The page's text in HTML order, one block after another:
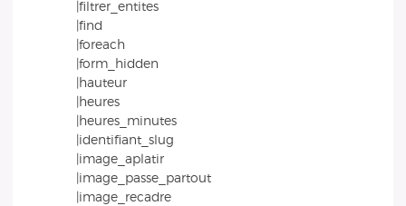
|filtrer_entites
|find
|foreach
|form_hidden
|hauteur
|heures
|heures_minutes
|identifiant_slug
|image_aplatir
|image_passe_partout
|image_recadre